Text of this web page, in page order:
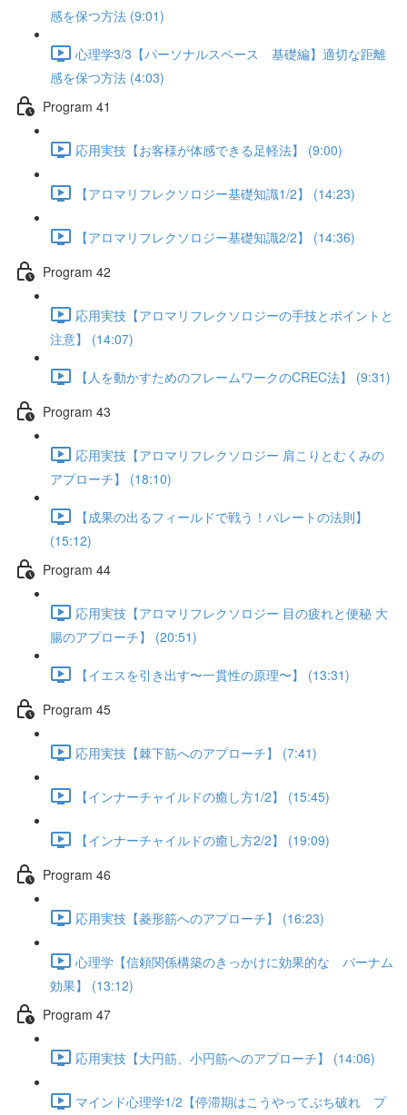
感を保つ方法 (9:01)
心理学3/3【パーソナルスペース 基礎編】適切な距離
感を保つ方法 (4:03)
Program 41
応用実技【お客様が体感できる足軽法】 (9:00)
【アロマリフレクソロジー基礎知識1/2】 (14:23)
【アロマリフレクソロジー基礎知識2/2】 (14:36)
Program 42
応用実技【アロマリフレクソロジーの手技とポイントと
注意】 (14:07)
【人を動かすためのフレームワークのCREC法】 (9:31)
Program 43
応用実技【アロマリフレクソロジー 肩こりとむくみの
アプローチ】 (18:10)
【成果の出るフィールドで戦う！パレートの法則】
(15:12)
Program 44
応用実技【アロマリフレクソロジー 目の疲れと便秘 大
腸のアプローチ】 (20:51)
【イエスを引き出す〜一貫性の原理〜】 (13:31)
Program 45
応用実技【棘下筋へのアプローチ】 (7:41)
【インナーチャイルドの癒し方1/2】 (15:45)
【インナーチャイルドの癒し方2/2】 (19:09)
Program 46
応用実技【菱形筋へのアプローチ】 (16:23)
心理学【信頼関係構築のきっかけに効果的な バーナム
効果】 (13:12)
Program 47
応用実技【大円筋、小円筋へのアプローチ】 (14:06)
マインド心理学1/2【停滞期はこうやってぶち破れ プ